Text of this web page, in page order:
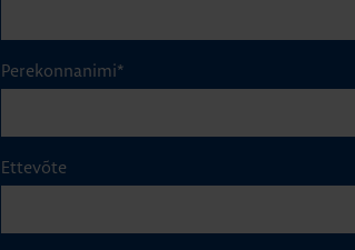
Perekonnanimi*
Ettevõte